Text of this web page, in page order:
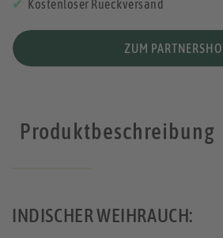
Kostenloser Rueckversand
ZUM
Produktbeschreibung
INDISCHER WEIHRAUCH: